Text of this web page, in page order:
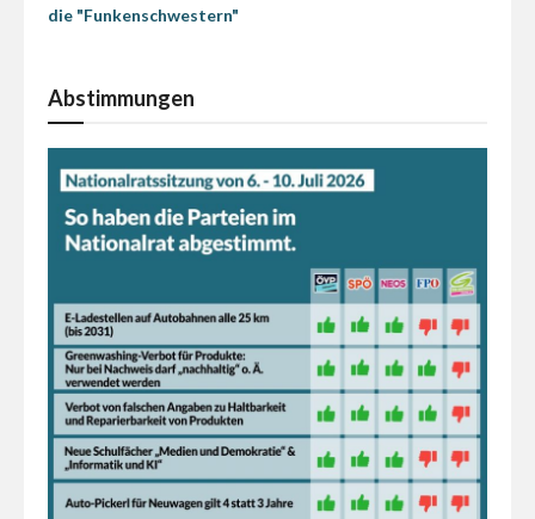
die "Funkenschwestern"
Abstimmungen